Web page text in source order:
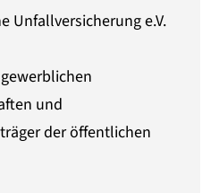
Unfallversicherung e.V.
und
der öffentlichen